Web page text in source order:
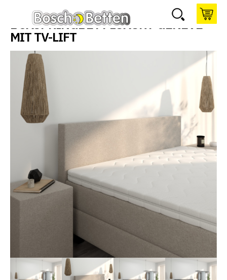
BOXSPRINGBETT LUXURY GENEVE
MIT TV-LIFT